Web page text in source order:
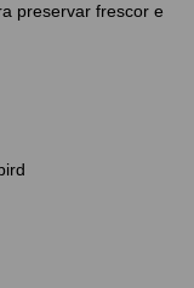
preservar frescor e